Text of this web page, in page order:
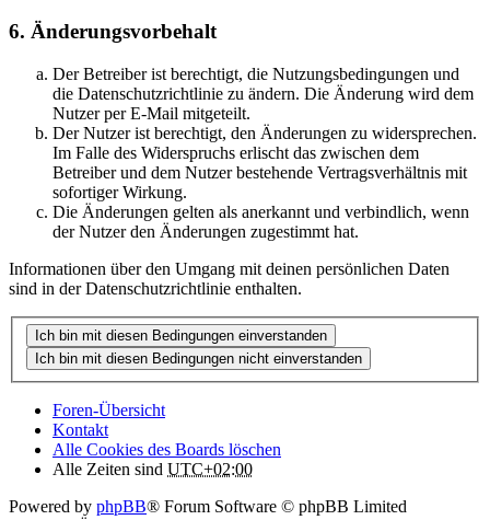
6. Änderungsvorbehalt
Der Betreiber ist berechtigt, die Nutzungsbedingungen und
die Datenschutzrichtlinie zu ändern. Die Änderung wird dem
Nutzer per E-Mail mitgeteilt.
Der Nutzer ist berechtigt, den Änderungen zu widersprechen.
Im Falle des Widerspruchs erlischt das zwischen dem
Betreiber und dem Nutzer bestehende Vertragsverhältnis mit
sofortiger Wirkung.
Die Änderungen gelten als anerkannt und verbindlich, wenn
der Nutzer den Änderungen zugestimmt hat.
Informationen über den Umgang mit deinen persönlichen Daten
sind in der Datenschutzrichtlinie enthalten.
Foren-Übersicht
Kontakt
Alle Cookies des Boards löschen
Alle Zeiten sind UTC+02:00
Powered by phpBB® Forum Software © phpBB Limited